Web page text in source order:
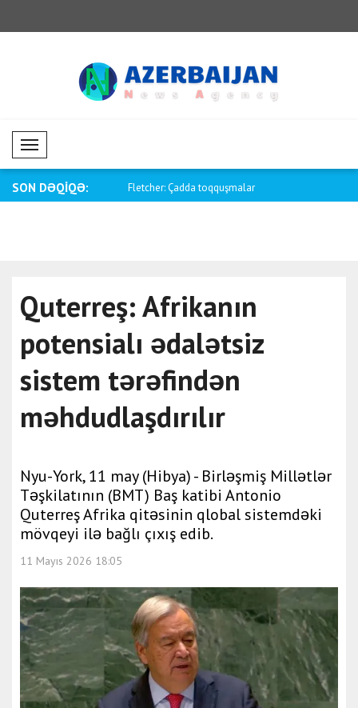
Mobil Menü
SON DƏQİQƏ:
ilə münasibətləri daha Fletcher: Çadda toqquşmalar
Quterreş: Afrikanın
potensialı ədalətsiz
sistem tərəfindən
məhdudlaşdırılır
Nyu-York, 11 may (Hibya) - Birləşmiş Millətlər
Təşkilatının (BMT) Baş katibi Antonio
Quterreş Afrika qitəsinin qlobal sistemdəki
mövqeyi ilə bağlı çıxış edib.
11 Mayıs 2026 18:05